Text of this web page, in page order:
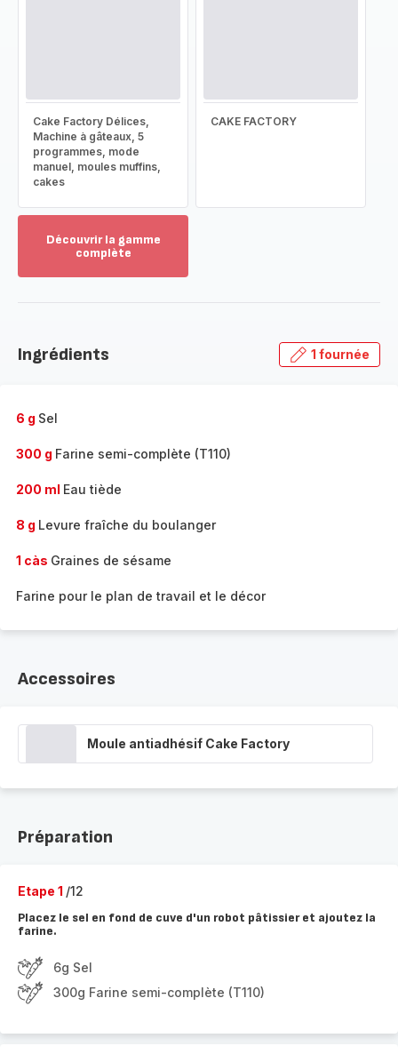
Cake Factory Délices,
Machine à gâteaux, 5
programmes, mode
manuel, moules muffins,
cakes
CAKE FACTORY
Découvrir la gamme
complète
gamme
Ingrédients 1 fournée
6 g Sel
300 g Farine semi-complète (T110)
200 ml Eau tiède
8 g Levure fraîche du boulanger
1 càs Graines de sésame
Farine pour le plan de travail et le décor
Accessoires
Moule antiadhésif Cake Factory
Préparation
Etape 1 /12
Placez le sel en fond de cuve d'un robot pâtissier et ajoutez la
farine.
6g Sel
300g Farine semi-complète (T110)